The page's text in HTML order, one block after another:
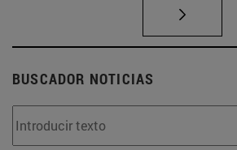
BUSCADOR NOTICIAS